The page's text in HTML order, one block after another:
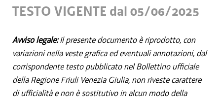
TESTO VIGENTE dal 05/06/2025
Avviso legale:Il presente documento è riprodotto, con
variazioni nella veste grafica ed eventuali annotazioni, dal
corrispondente testo pubblicato nel Bollettino ufficiale
della Regione Friuli Venezia Giulia, non riveste carattere
di ufficialità e non è sostitutivo in alcun modo della